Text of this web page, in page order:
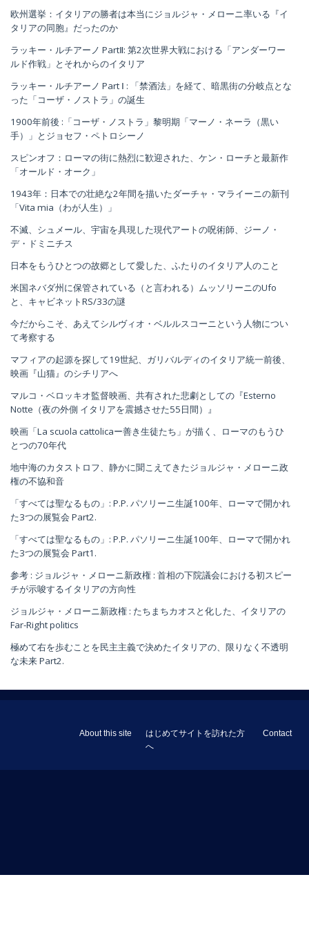
欧州選挙：イタリアの勝者は本当にジョルジャ・メローニ率いる『イ
タリアの同胞』だったのか
ラッキー・ルチアーノ PartⅡ: 第2次世界大戦における「アンダーワー
ルド作戦」とそれからのイタリア
ラッキー・ルチアーノ Part Ⅰ : 「禁酒法」を経て、暗黒街の分岐点とな
った「コーザ・ノストラ」の誕生
1900年前後 :「コーザ・ノストラ」黎明期「マーノ・ネーラ（黒い
手）」とジョセフ・ペトロシーノ
スピンオフ：ローマの街に熱烈に歓迎された、ケン・ローチと最新作
「オールド・オーク」
1943年：日本での壮絶な2年間を描いたダーチャ・マライーニの新刊
「Vita mia（わが人生）」
不滅、シュメール、宇宙を具現した現代アートの呪術師、ジーノ・
デ・ドミニチス
日本をもうひとつの故郷として愛した、ふたりのイタリア人のこと
米国ネバダ州に保管されている（と言われる）ムッソリーニのUfo
と、キャビネットRS/33の謎
今だからこそ、あえてシルヴィオ・ベルルスコーニという人物につい
て考察する
マフィアの起源を探して19世紀、ガリバルディのイタリア統一前後、
映画『山猫』のシチリアへ
マルコ・ベロッキオ監督映画、共有された悲劇としての『Esterno
Notte（夜の外側 イタリアを震撼させた55日間）』
映画「La scuola cattolicaー善き生徒たち」が描く、ローマのもうひ
とつの70年代
地中海のカタストロフ、静かに聞こえてきたジョルジャ・メローニ政
権の不協和音
「すべては聖なるもの」: P.P. パソリーニ生誕100年、ローマで開かれ
た3つの展覧会 Part2.
「すべては聖なるもの」: P.P. パソリーニ生誕100年、ローマで開かれ
た3つの展覧会 Part1.
参考 : ジョルジャ・メローニ新政権 : 首相の下院議会における初スピー
チが示唆するイタリアの方向性
ジョルジャ・メローニ新政権 : たちまちカオスと化した、イタリアの
Far-Right politics
極めて右を歩むことを民主主義で決めたイタリアの、限りなく不透明
な未来 Part2.
About this site
はじめてサイトを訪れた方
へ
Contact